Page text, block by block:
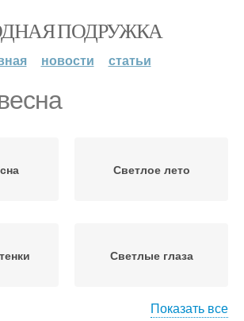
ПОДРУЖКА
новости статьи
Светлое лето
Светлые глаза
Показать все